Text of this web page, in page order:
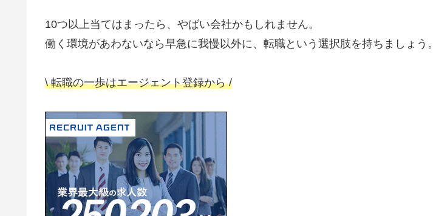
10つ以上当てはまったら、やばい会社かもしれません。
働く環境があわないなら早急に我慢以外に、転職という選択肢を持ちましょう。
\ 転職の一歩はエージェント登録から /